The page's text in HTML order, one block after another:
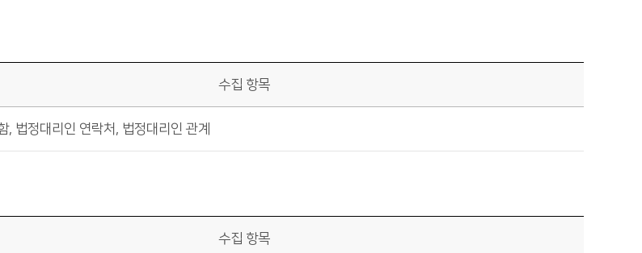
수집 항목
, 법정대리인 연락처, 법정대리인 관계
수집 항목